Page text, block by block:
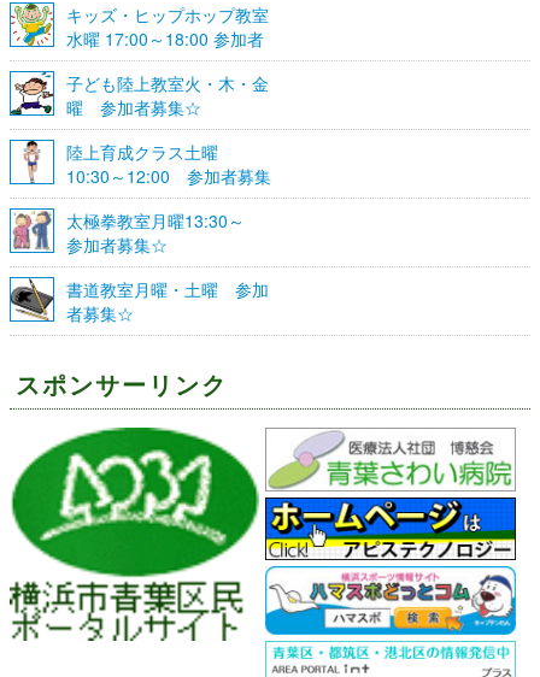
キッズ・ヒップホップ教室
水曜 17:00～18:00 参加者
募集☆
子ども陸上教室火・木・金
曜 参加者募集☆
陸上育成クラス土曜
10:30～12:00 参加者募集
☆
太極拳教室月曜13:30～
参加者募集☆
書道教室月曜・土曜 参加
者募集☆
スポンサーリンク